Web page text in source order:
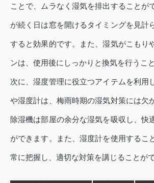
ことで、ムラなく湿気を排出することが
が続く日は窓を開けるタイミングを見計
すると効果的です。また、湿気がこもり
ンは、使用後にしっかりと換気を行うこ
次に、湿度管理に役立つアイテムを利用
や湿度計は、梅雨時期の湿気対策には欠
除湿機は部屋の余分な湿気を吸収し、快
ができます。また、湿度計を使用するこ
常に把握し、適切な対策を講じることがで